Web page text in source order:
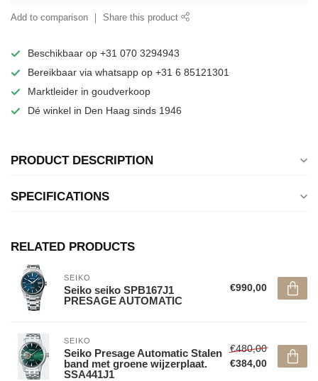
Add to comparison Share this product
Beschikbaar op +31 070 3294943
Bereikbaar via whatsapp op +31 6 85121301
Marktleider in goudverkoop
Dé winkel in Den Haag sinds 1946
PRODUCT DESCRIPTION
SPECIFICATIONS
RELATED PRODUCTS
SEIKO
Seiko seiko SPB167J1
PRESAGE AUTOMATIC
€990,00
SEIKO
Seiko Presage Automatic Stalen
band met groene wijzerplaat.
SSA441J1
€480,00
€384,00